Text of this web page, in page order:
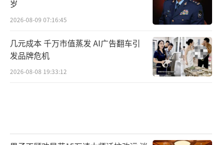
岁
2026-08-09 07:16:45
几元成本 千万市值蒸发 AI广告翻车引
发品牌危机
2026-08-08 19:33:12